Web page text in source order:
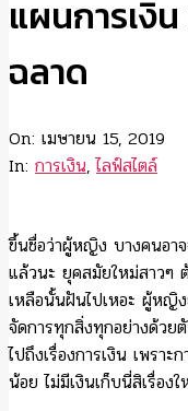
แผนการเงิน
ฉลาด
On: เมษายน 15, 2019
In: การเงิน,ไลฟ์สไตล์
ขึ้นชื่อว่าผู้หญิง บางคนอา
แล้วนะ ยุคสมัยใหม่สาวๆ
เหลือนั้นฝันไปเหอะ ผู้หญิง
จัดการทุกสิ่งทุกอย่างด้วย
ไปถึงเรื่องการเงิน เพรา
น้อย ไม่มีเงินเก็บนี่สิเรื่อ